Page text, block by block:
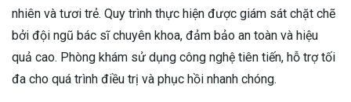
nhiên và tươi trẻ. Quy trình thực hiện được giám sát chặt chẽ
bởi đội ngũ bác sĩ chuyên khoa, đảm bảo an toàn và hiệu
quả cao. Phòng khám sử dụng công nghệ tiên tiến, hỗ trợ tối
đa cho quá trình điều trị và phục hồi nhanh chóng.